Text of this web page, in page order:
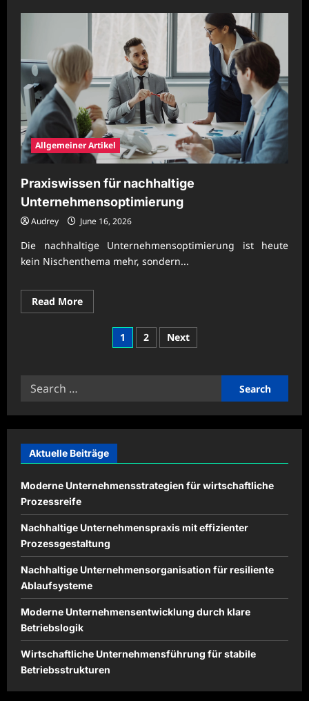
Nachhaltige
Unternehmenssteuerung
leistungsfähige
Ablaufsysteme
Allgemeiner Artikel
Praxiswissen für nachhaltige
Unternehmensoptimierung
Audrey June 16, 2026
Die nachhaltige Unternehmensoptimierung ist heute
kein Nischenthema mehr, sondern...
Read MoreRead
more
Praxiswissen
nachhaltige
Posts
1 2 Next
Search
Aktuelle Beiträge
Moderne Unternehmensstrategien für wirtschaftliche
Prozessreife
Nachhaltige Unternehmenspraxis mit effizienter
Prozessgestaltung
Nachhaltige Unternehmensorganisation für resiliente
Ablaufsysteme
Moderne Unternehmensentwicklung durch klare
Betriebslogik
Wirtschaftliche Unternehmensführung für stabile
Betriebsstrukturen